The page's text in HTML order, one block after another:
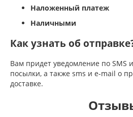
Наложенный платеж
Наличными
Как узнать об
Вам придет уведомление по SMS
посылки, а также sms и e-mail о
доставке.